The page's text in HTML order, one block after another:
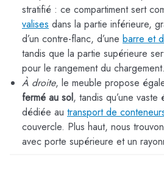
stratifié : ce compartiment sert
valises dans la partie inférieure,
d’un contre-flanc, d’une barre et
tandis que la partie supérieure
pour le rangement du chargement.
À droite, le meuble propose
fermé au sol, tandis qu’une
dédiée au transport de
couvercle. Plus haut, nous
avec porte supérieure et un